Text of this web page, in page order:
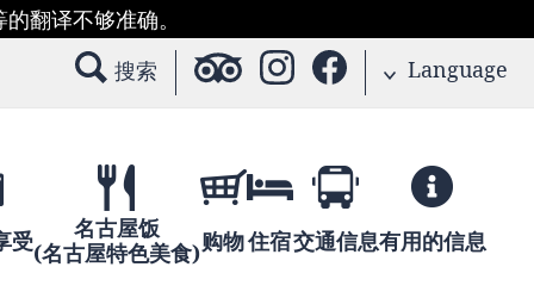
翻译不够准确。
搜索
Language
受
名古屋饭
(名古屋特色美食)购物住宿交通信息有用的信息